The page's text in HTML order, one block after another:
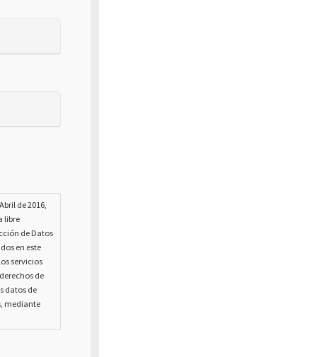
de 2016,
libre
de Datos
en este
servicios
de
datos de
mediante